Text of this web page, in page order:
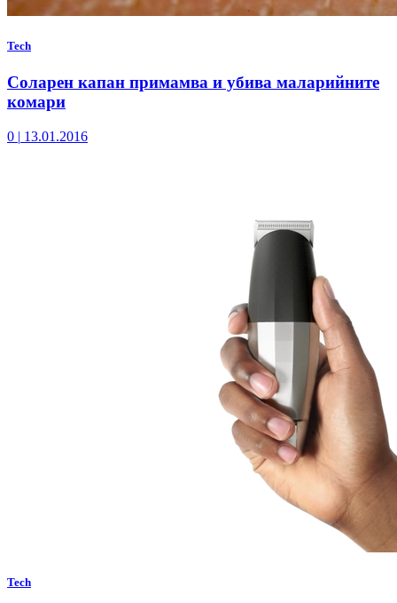
Tech
Соларен капан примамва и убива маларийните
комари
0 | 13.01.2016
Tech